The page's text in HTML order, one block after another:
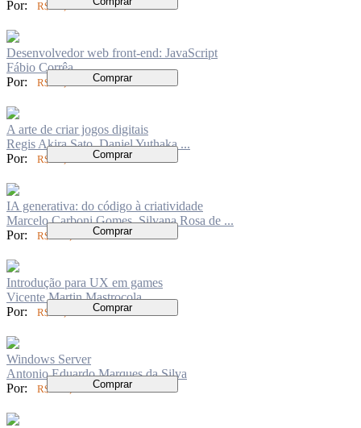
Por:
R$ 50,00
Desenvolvedor web front-end: JavaScript
Fábio Corrêa
Por:
R$ 70,00 Comprar
A arte de criar jogos digitais
Regis Akira Sato, Daniel Yuthaka ...
Por:
R$ 70,00 Comprar
IA generativa: do código à criatividade
Marcelo Carboni Gomes, Silvana Rosa de ...
Por:
R$ 123,00 Comprar
Introdução para UX em games
Vicente Martin Mastrocola
Por:
R$ 70,00 Comprar
Windows Server
Antonio Eduardo Marques da Silva
Por:
R$ 100,00 Comprar